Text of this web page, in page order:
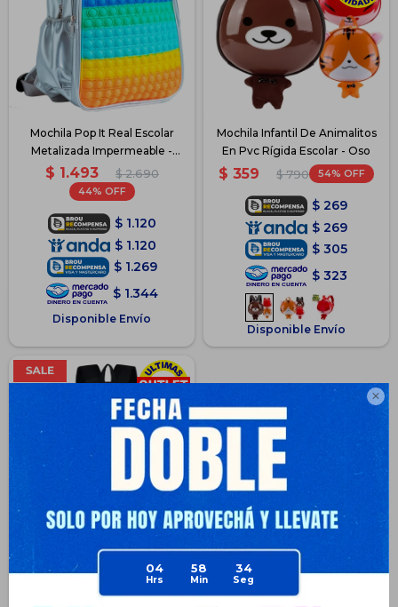

04 58 34
Mochila Pop It Real Escolar
Metalizada Impermeable -
Metalizada-Multicolor
$ 1.493 $ 2.690
44
$ 1.120
$ 1.120
$ 1.269
$ 1.344
Disponible Envío
Mochila Infantil De Animalitos
En Pvc Rígida Escolar - Oso
$ 359 $ 790 54
$ 269
$ 269
$ 305
$ 323
Disponible Envío
Mochila 3en1 Pop It Estampado
+ Lunchera + Cartuchera
$ 2.390